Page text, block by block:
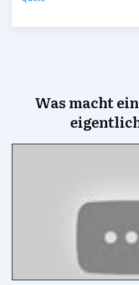
Was macht